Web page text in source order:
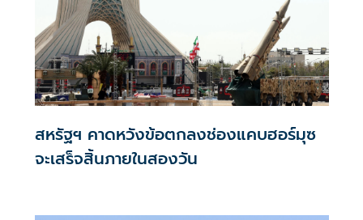
สหรัฐฯ คาดหวังข้อตกลงช่องแคบฮอร์มุซ
จะเสร็จสิ้นภายในสองวัน